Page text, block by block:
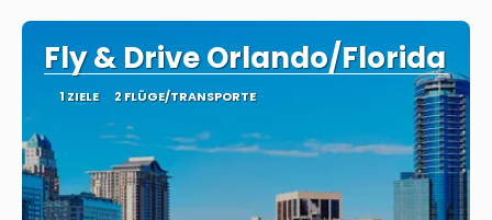
Fly & Drive Orlando/Florida
1 ZIELE 2 FLÜGE/TRANSPORTE